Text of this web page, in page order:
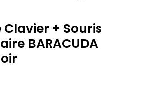
Clavier + Souris
BARACUDA